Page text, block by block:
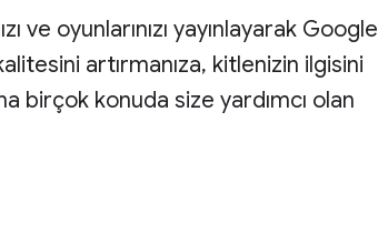
ve oyunlarınızı yayınlayarak Google
artırmanıza, kitlenizin ilgisini
birçok konuda size yardımcı olan